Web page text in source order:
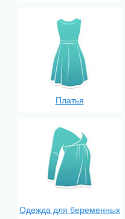
Платья
Одежда для беременных